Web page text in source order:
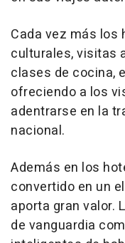
Cada vez más
culturales, visitas
clases de cocina,
ofreciendo a los
adentrarse en la
nacional.
Además en los
convertido en un
aporta gran valor.
de vanguardia